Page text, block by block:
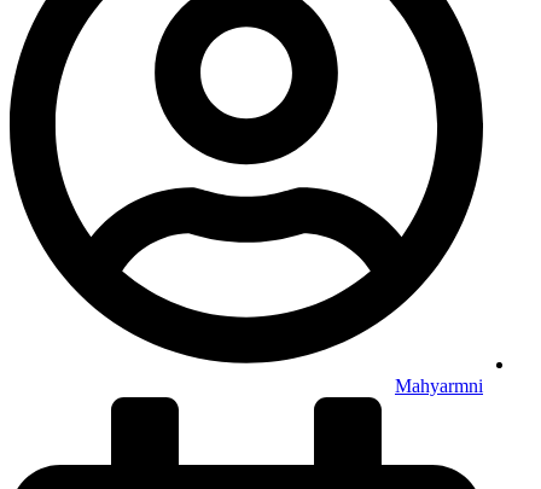
Mahyarmni